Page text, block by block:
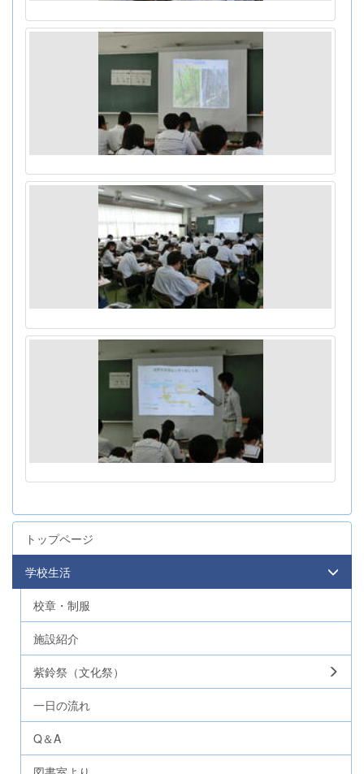
トップページ
学校生活
校章・制服
施設紹介
紫鈴祭（文化祭）
一日の流れ
Q＆A